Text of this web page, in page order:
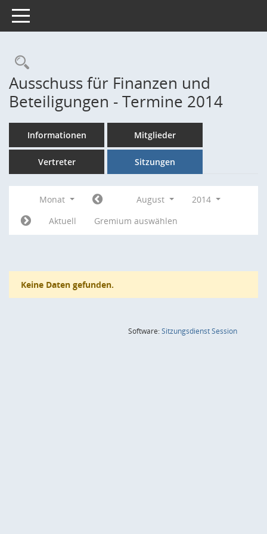
Toggle navigation
Rechercheauswahl
Ausschuss für Finanzen und
Beteiligungen - Termine 2014
Informationen Mitglieder
Vertreter Sitzungen
Monat August
2014
Aktuell
Gremium auswählen
Keine Daten gefunden.
Software:SitzungsdienstSession(Wird in